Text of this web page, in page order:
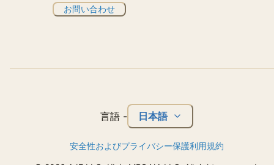
お問い合わせ
安全性およびプライバシー保護利用規約
言語 - 日本語